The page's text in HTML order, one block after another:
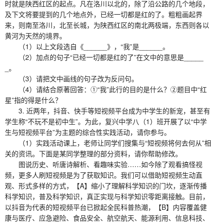
时就是陕西红区的起点。凡在洛川以北的，除了沿公路的几个地段，
及下文将要提到的几个地点外，已经一切都是红的了。粗粗画起界
来，则南至洛川，北至长城，为陕西红区的南北两极端，东西则各以
黄河为天然的境界。
（1）以上文段选自《______》，“我”是______。
（2）加点的句子“已经一切都是红的了”在文中的意思是_____
_。
（3）请把文中画线的句子改为反问句。
（4）请结合原著回答：①“我”此行的目的是什么？②题目中“红
星”指的得是什么？
3. 近两年，抖音、快手等短视频平台成为中学生的新宠，甚至有
学生称“不玩不是初中生”。为此，复兴中学八（1）班开展了以“中学
生与短视频平台”为主题的综合性实践活动，请你参与。
（1）实践活动课上，老师让同学们搜集与“短视频将何去何从”相
关的资讯。下面是某同学整理的部分资料，请你帮助修改。
图说历史、听唐诗解析、看趣味实验……如今除了观看搞怪视
频，更多人刷短视频是为了获取知识。我们可以借助短视频生动直
观、形式多样的方式，【A】缩小了理解科学知识的门坎，逐渐传播
科学知识，普及科学知识，真正实现与科学知识零距离接触。目前，
以抖音为代表的短视频平台已掀起全民科普热潮，【B】内容覆盖健
康与医疗、应急避险、食品安全、航空航天、能源利用、信息科技、